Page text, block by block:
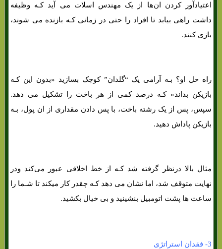
اعتیادآور کردن ان‌ها از یک مهندس اسلات می آید کـه وظیفه
داشت راهی بیابد تا افراد را حتی در زمانی کـه بازنده می شوند،
بازی کنند.
راه حل او؟ بـه آرامی یک “گلدان” کوچک بسازید «بدون این کـه
بازیکن بداند» کـه درصد کمی از هر باخت را تشکیل می دهد.
سپس، پس از یک رشته باخت، با پس دادن مقداری از ان پول، بـه
بازیکن پاداش دهید.
مثال بالا درنظر گرفته شد کـه از خط اخلاقی عبور می‌کند ودر
نهایت متوقف شد، اما نشان می دهد کـه چقدر کار میکند تا شـما را
ساعت ها پشت اتومبیل بنشینید و بی خیال بکشید.
3- فقدان استراتژی